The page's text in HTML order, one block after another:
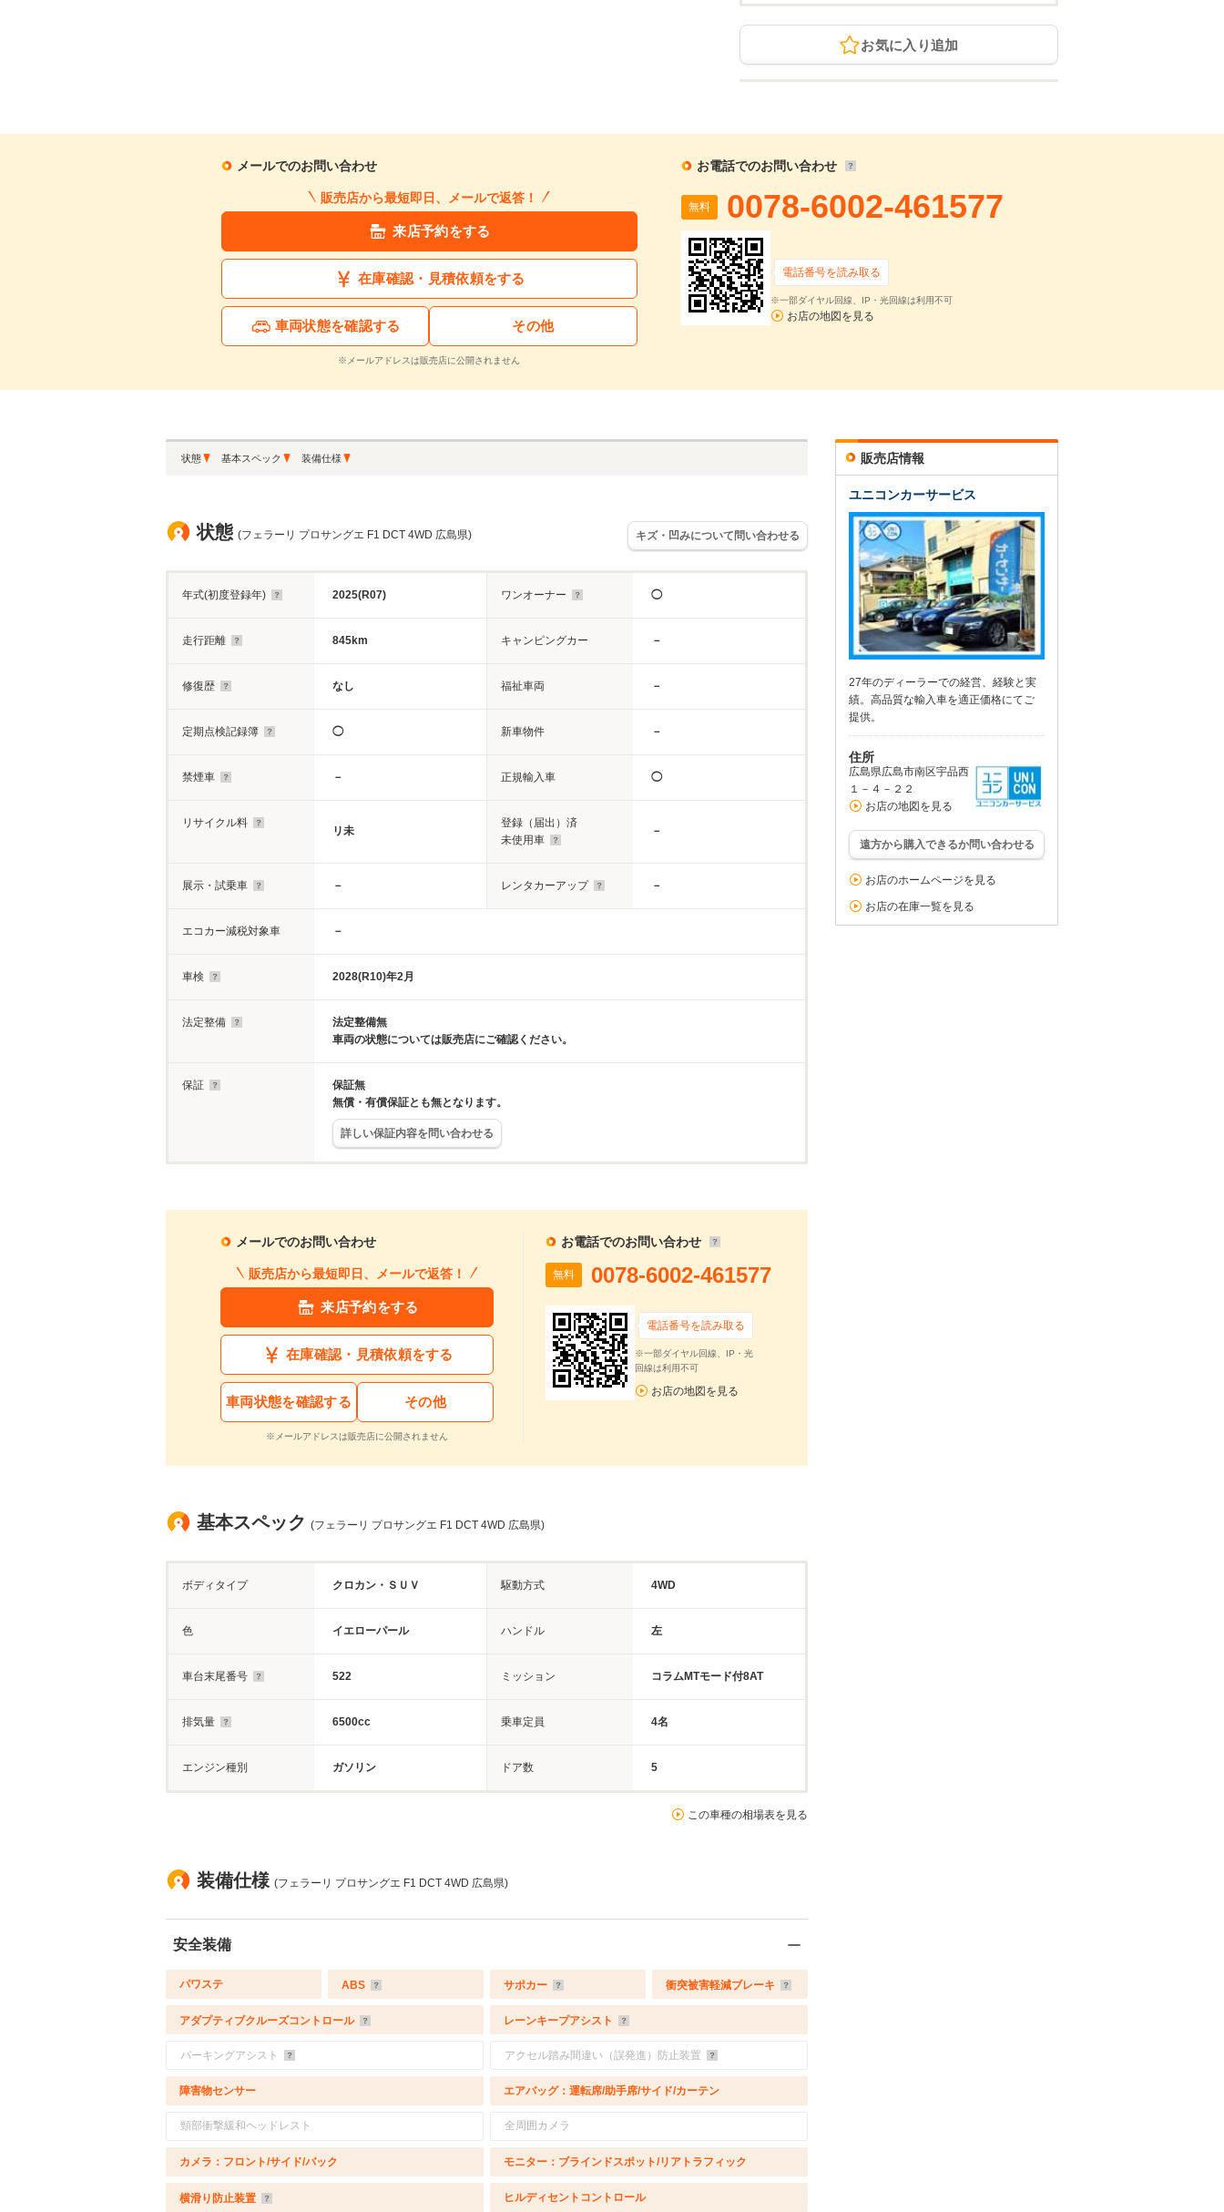
お気に入り追加
メールでのお問い合わせ
販売店から最短即日、メールで返答！
来店予約をする
在庫確認・見積依頼をする
車両状態を確認する その他
※メールアドレスは販売店に公開されません
お電話でのお問い合わせ
無料 0078-6002-461577
電話番号を読み取る
※一部ダイヤル回線、IP・光回線は利用不可
お店の地図を見る
状態 基本スペック 装備仕様
状態 (フェラーリ プロサングエ F1 DCT 4WD 広島県) キズ・凹みについて問い合わせる
年式(初度登録年) 2025(R07) ワンオーナー ◯
走行距離 845km キャンピングカー －
修復歴 なし 福祉車両 －
定期点検記録簿 ◯ 新車物件 －
禁煙車 － 正規輸入車 ◯
リサイクル料
リ未
登録（届出）済
未使用車
－
展示・試乗車 － レンタカーアップ －
エコカー減税対象車 －
車検 2028(R10)年2月
法定整備
法定整備無
車両の状態については販売店にご確認ください。
保証
保証無
無償・有償保証とも無となります。
詳しい保証内容を問い合わせる
メールでのお問い合わせ
販売店から最短即日、メールで返答！
来店予約をする
在庫確認・見積依頼をする
車両状態を確認する その他
※メールアドレスは販売店に公開されません
お電話でのお問い合わせ
無料 0078-6002-461577
電話番号を読み取る
※一部ダイヤル回線、IP・光
回線は利用不可
お店の地図を見る
基本スペック (フェラーリ プロサングエ F1 DCT 4WD 広島県)
ボディタイプ クロカン・ＳＵＶ 駆動方式 4WD
色 イエローパール ハンドル 左
車台末尾番号 522 ミッション コラムMTモード付8AT
排気量 6500cc 乗車定員 4名
エンジン種別 ガソリン ドア数 5
この車種の相場表を見る
装備仕様 (フェラーリ プロサングエ F1 DCT 4WD 広島県)
安全装備
パワステ ABS サポカー 衝突被害軽減ブレーキ
アダプティブクルーズコントロール レーンキープアシスト
パーキングアシスト アクセル踏み間違い（誤発進）防止装置
障害物センサー エアバッグ：運転席/助手席/サイド/カーテン
頸部衝撃緩和ヘッドレスト 全周囲カメラ
カメラ：フロント/サイド/バック モニター：ブラインドスポット/リアトラフィック
横滑り防止装置 ヒルディセントコントロール
販売店情報
ユニコンカーサービス
27年のディーラーでの経営、経験と実
績。高品質な輸入車を適正価格にてご
提供。
住所
広島県広島市南区宇品西
１－４－２２
お店の地図を見る
遠方から購入できるか問い合わせる
お店のホームページを見る
お店の在庫一覧を見る